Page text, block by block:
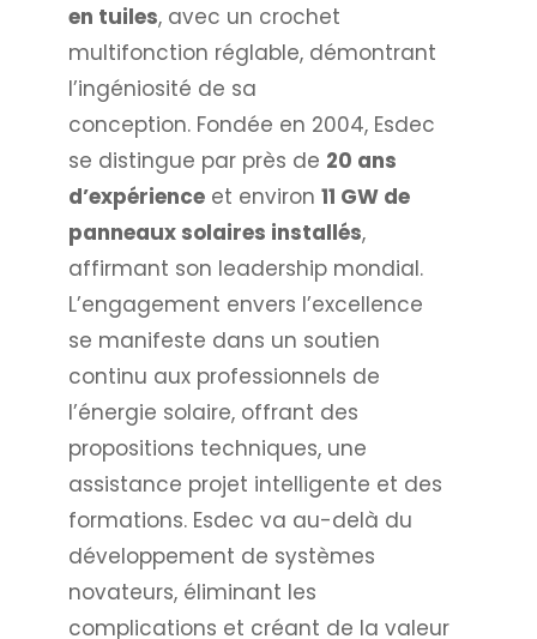
en tuiles, avec un crochet
multifonction réglable, démontrant
l’ingéniosité de sa
conception. Fondée en 2004, Esdec
se distingue par près de 20 ans
d’expérienceet environ 11 GW de
panneaux solaires installés,
affirmant son leadership mondial.
L’engagement envers l’excellence
se manifeste dans un soutien
continu aux professionnels de
l’énergie solaire, offrant des
propositions techniques, une
assistance projet intelligente et des
formations. Esdec va au-delà du
développement de systèmes
novateurs, éliminant les
complications et créant de la valeur